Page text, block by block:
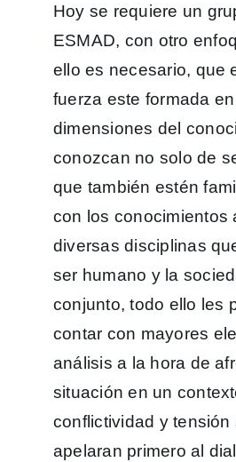
Hoy se requiere un
ESMAD, con otro
ello es necesario, que
fuerza este formada
dimensiones del
conozcan no solo de
que también estén
con los conocimientos
diversas disciplinas
ser humano y la
conjunto, todo ello les
contar con mayores
análisis a la hora de
situación en un
conflictividad y tensión
apelaran primero al